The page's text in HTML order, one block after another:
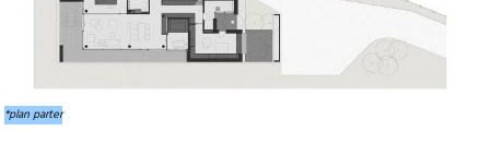
*plan parter